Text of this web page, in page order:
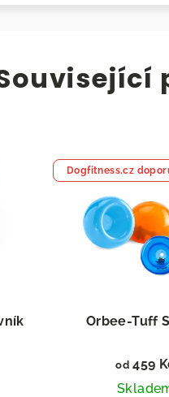
Dogfitness.cz
Orbee-Tuff
od459